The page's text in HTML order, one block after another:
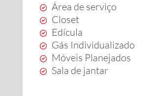
Área de serviço
Closet
Edícula
Gás Individualizado
Móveis Planejados
Sala de jantar